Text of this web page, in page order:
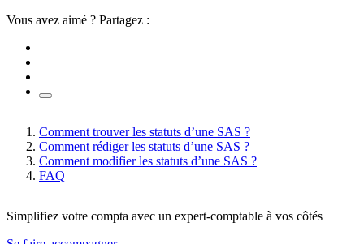
Vous avez aimé ? Partagez :
Comment trouver les statuts d’une SAS ?
Comment rédiger les statuts d’une SAS ?
Comment modifier les statuts d’une SAS ?
FAQ
Simplifiez votre compta avec un expert-comptable à vos côtés